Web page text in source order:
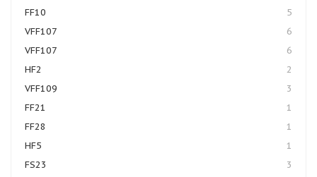
FF10
5
VFF107
6
VFF107
6
HF2
2
VFF109
3
FF21
1
FF28
1
HF5
1
FS23
3